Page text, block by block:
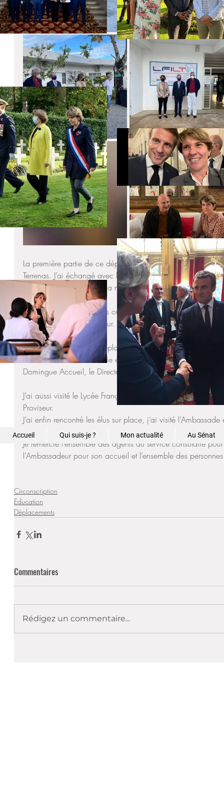
La première partie de ce déplacement en République
Terrenas. J’ai échangé avec le sénateur local Monsieur
construction du musée à la mémoire du peintre Théodore
J’ai visité le Lycée Français où j’ai pu rencontré M.
ainsi que Mme la Proviseur.
La deuxième partie du déplacement s’est déroulée à Saint
nombreux acteurs de la vie économique et social du pays
Domingue Accueil, le Directeur de la Chambre de
J’ai aussi visité le Lycée Français de Saint Domingue où je
Proviseur.
J’ai enfin rencontré les élus sur place, j’ai visité
Je remercie l’ensemble des agents du service consulaire
l’Ambassadeur pour son accueil et l’ensemble des
Circonscription
Education
Déplacements
Commentaires
Rédigez un commentaire...
Accueil Qui suis-je ? Mon actualité Au Sénat